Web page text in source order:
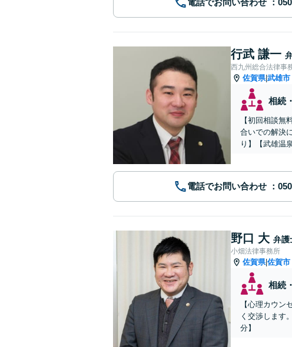
電話でお問い合わせ
行武 謙一
西九州総合法律事
佐賀県|武雄市
相続
【初回相談
合いでの解決
り】【武雄温
電話でお問い合わせ
野口 大 弁護
小畑法律事務所
佐賀県|佐賀市
相続
【心理カウ
く交渉します
分】